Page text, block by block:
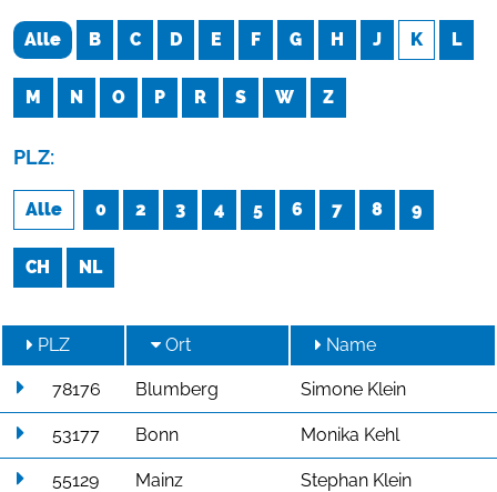
Alle B C D E F G H J K L
M N O P R S W Z
PLZ:
Alle 0 2 3 4 5 6 7 8 9
CH NL
PLZ Ort Name
78176 Blumberg Simone Klein
53177 Bonn Monika Kehl
55129 Mainz Stephan Klein